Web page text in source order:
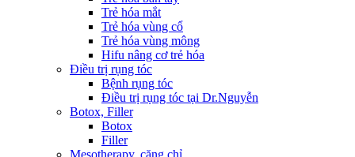
Trẻ hóa mắt
Trẻ hóa vùng cổ
Trẻ hóa vùng mông
Hifu nâng cơ trẻ hóa
Điều trị rụng tóc
Bệnh rụng tóc
Điều trị rụng tóc tại Dr.Nguyễn
Botox, Filler
Botox
Filler
Mesotherapy, căng chỉ